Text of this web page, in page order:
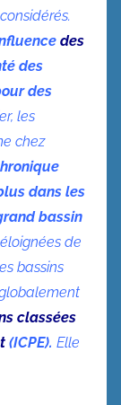
des
des
des
les
chez
dans les
bassin
de
bassins
globalement
classées
(ICPE). Elle